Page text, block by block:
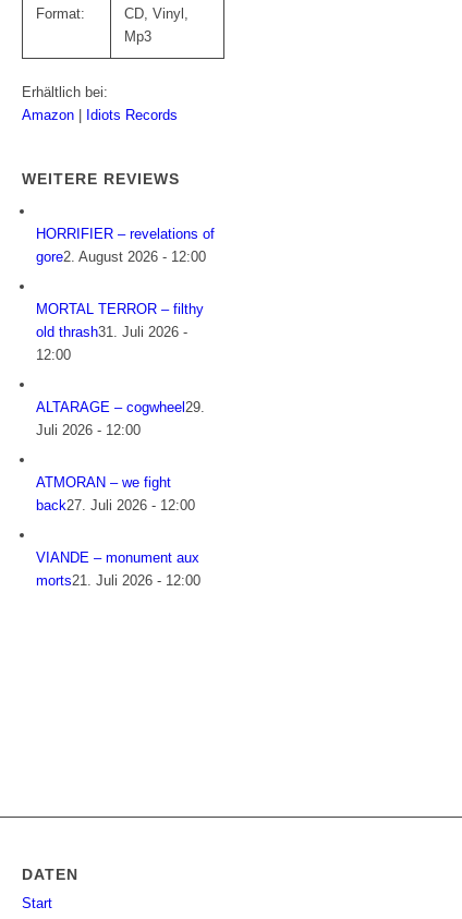
Format:
CD, Vinyl,
Mp3
Erhältlich bei:
Amazon
Idiots Records
WEITERE REVIEWS
HORRIFIER – revelations of
gore2. August 2026 - 12:00
MORTAL TERROR – filthy
old thrash31. Juli 2026 -
12:00
ALTARAGE – cogwheel29.
Juli 2026 - 12:00
ATMORAN – we fight
back27. Juli 2026 - 12:00
VIANDE – monument aux
morts21. Juli 2026 - 12:00
DATEN
Start